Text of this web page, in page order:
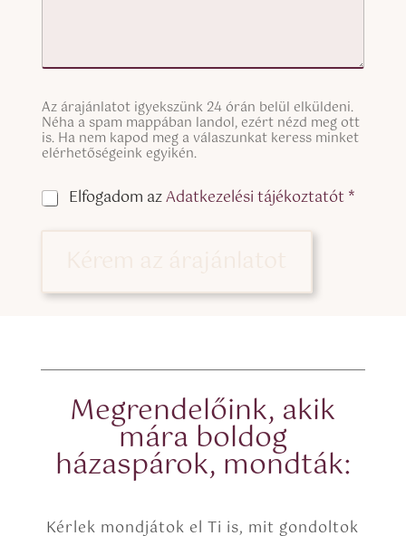
y
ű
r
ű
i
n
c
x
S
i
n
g
e
L
e
o
Az árajánlatot igyekszünk 24 órán belül elküldeni.
Néha a spam mappában landol, ezért nézd meg ott
is. Ha nem kapod meg a válaszunkat keress minket
elérhetőségeink egyikén.
C
h
o
*
Elfogadom azAdatkezelési tájékoztatót *
Megrendelőink, akik
mára boldog
házaspárok, mondták:
Kérlek mondjátok el Ti is, mit gondoltok